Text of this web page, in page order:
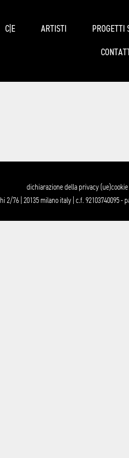
C|E ARTISTI PROGETTI
dichiarazione della privacy (ue)
76 | 20135 milano italy | c.f. 92103740095